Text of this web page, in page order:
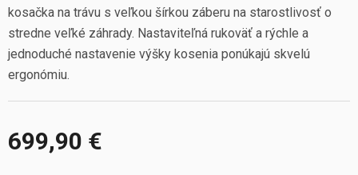
699,90 €
kosačka na trávu s veľkou šírkou záberu na starostlivosť o
stredne veľké záhrady. Nastaviteľná rukoväť a rýchle a
jednoduché nastavenie výšky kosenia ponúkajú skvelú
ergonómiu.